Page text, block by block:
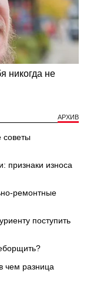
АРХИВ
советы
признаки износа
ремонтные
поступить
чем разница